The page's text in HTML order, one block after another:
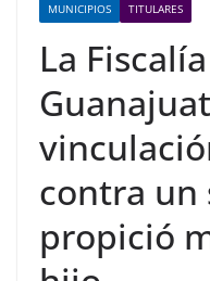
MUNICIPIOS TITULARES
La
contra un
propició